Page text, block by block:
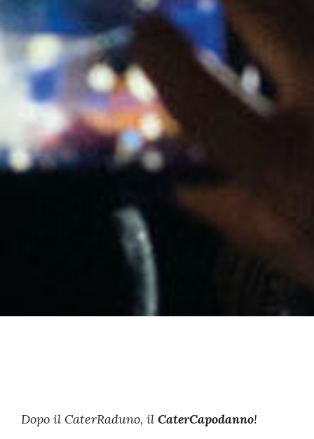
Dopo il CaterRaduno, il CaterCapodanno!